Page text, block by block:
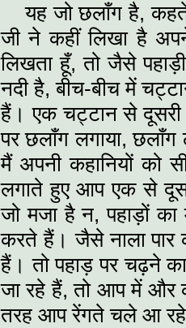
यह जो छलाँग है, कहते
जी ने कहीं लिखा है
लिखता हूँ, तो जैसे
नदी है, बीच-बीच में
हैं। एक चट्टान से दूसरी
पर छलाँग लगाया,
मैं अपनी कहानियों को
लगाते हुए आप एक से
जो मजा है न, पहाड़ों
करते हैं। जैसे नाला पार
हैं। तो पहाड़ पर चढ़ने
जा रहे हैं, तो आप में और
तरह आप रेंगते चले आ